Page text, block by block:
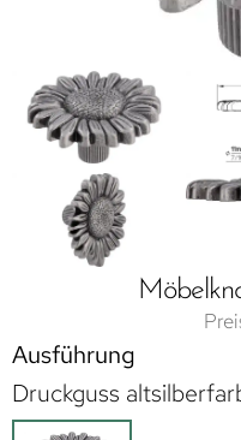
Ausführung
Druckguss